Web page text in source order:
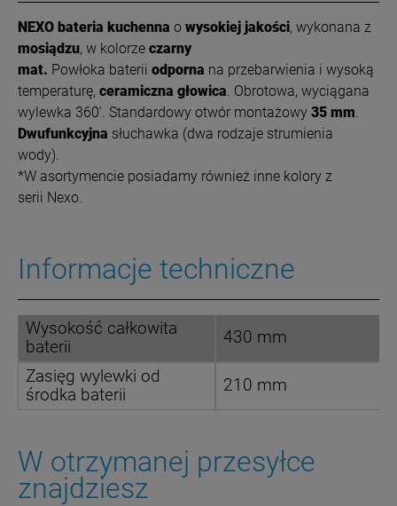
NEXO bateria kuchenna o wysokiej jakości, wykonana z
mosiądzu, w kolorze czarny
mat. Powłoka baterii odporna na przebarwienia i wysoką
temperaturę, ceramiczna głowica . Obrotowa, wyciągana
wylewka 360'. Standardowy otwór montażowy 35 mm
Dwufunkcyjna słuchawka (dwa rodzaje strumienia
wody).
*W asortymencie posiadamy również inne kolory z
serii Nexo.
Informacje techniczne
Wysokość całkowita
baterii
430 mm
Zasięg wylewki od
środka baterii
210 mm
W otrzymanej przesyłce
znajdziesz